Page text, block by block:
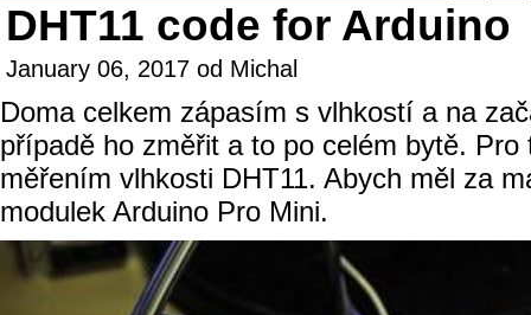
DHT11 code for Arduino
January 06, 2017 od Michal
Doma celkem zápasím s vlhkostí a na
případě ho změřit a to po celém bytě.
měřením vlhkosti DHT11. Abych měl za
modulek Arduino Pro Mini.